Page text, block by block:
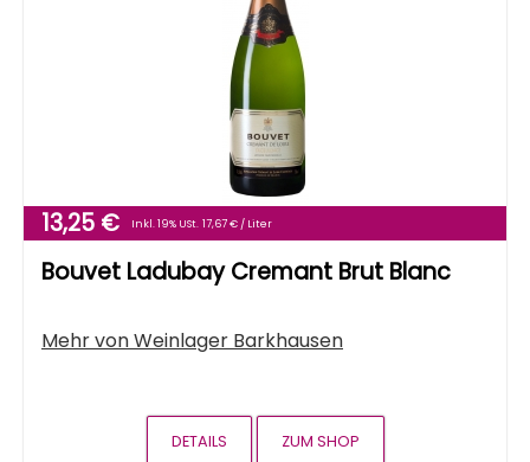
13,25 € Inkl. 19% USt. 17,67 € / Liter
Bouvet Ladubay Cremant Brut Blanc
Mehr vonWeinlager Barkhausen
DETAILS ZUM SHOP